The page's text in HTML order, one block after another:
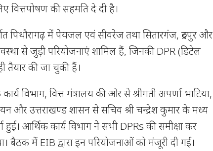
वित्तपोषण की सहमति दे दी है।
पिथौरागढ़ में पेयजल एवं सीवरेज तथा सितारगंज, रुद्रपुर और
से जुड़ी परियोजनाएं शामिल हैं, जिनकी DPR (डिटेल
तैयार की जा चुकी हैं।
विभाग, वित्त मंत्रालय की ओर से श्रीमती अपर्णा भाटिया,
और उत्तराखण्ड शासन से सचिव श्री चन्द्रेश कुमार के मध्य
हुई। आर्थिक कार्य विभाग ने सभी DPRs की समीक्षा कर
बैठक में EIB द्वारा इन परियोजनाओं को मंजूरी दी गई।